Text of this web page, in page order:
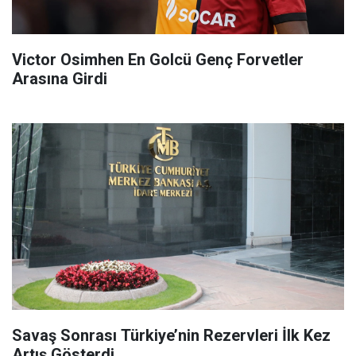
Victor Osimhen En Golcü Genç Forvetler
Arasına Girdi
Savaş Sonrası Türkiye’nin Rezervleri İlk Kez